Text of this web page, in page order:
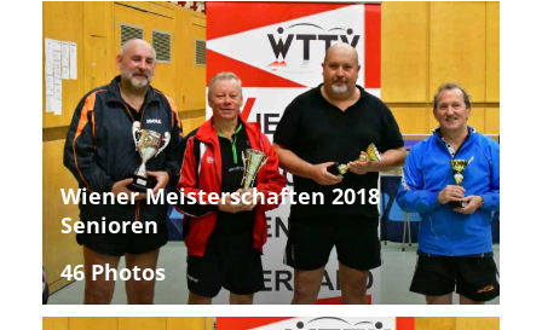
Wiener Meisterschaften 2018
Senioren
46 Photos